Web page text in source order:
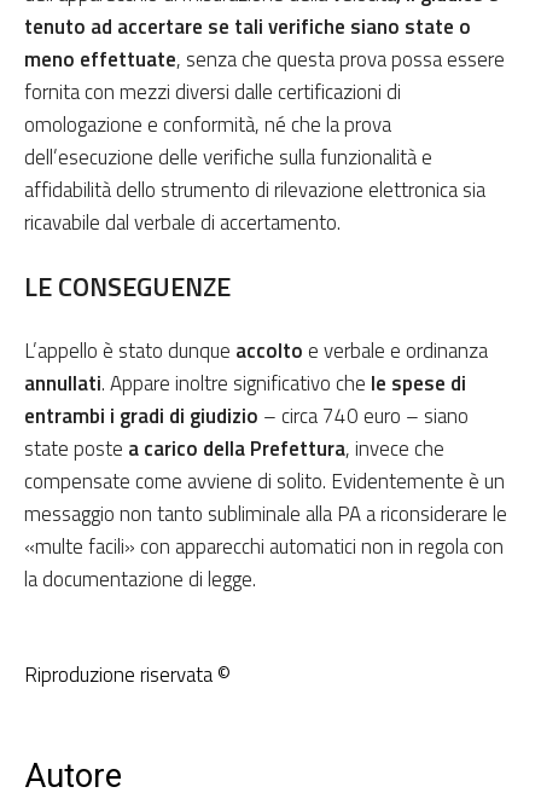
tenuto ad accertare se tali verifiche siano state o
meno effettuate, senza che questa prova possa essere
fornita con mezzi diversi dalle certificazioni di
omologazione e conformità, né che la prova
dell’esecuzione delle verifiche sulla funzionalità e
affidabilità dello strumento di rilevazione elettronica sia
ricavabile dal verbale di accertamento.
LE CONSEGUENZE
L’appello è stato dunque accolto e verbale e ordinanza
annullati. Appare inoltre significativo che le spese di
entrambi i gradi di giudizio – circa 740 euro – siano
state poste a carico della Prefettura, invece che
compensate come avviene di solito. Evidentemente è un
messaggio non tanto subliminale alla PA a riconsiderare le
«multe facili» con apparecchi automatici non in regola con
la documentazione di legge.
Riproduzione riservata ©
Autore